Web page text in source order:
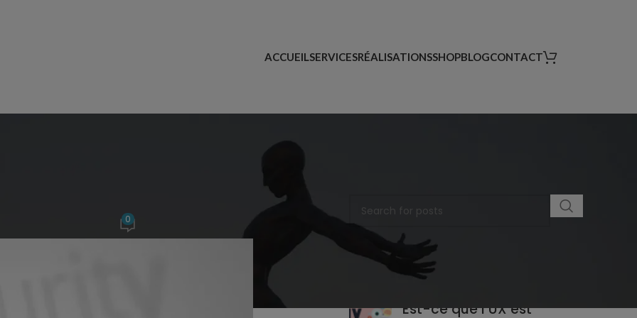
ACCUEIL SERVICESRÉALISATIONSSHOPBLOGCONTACT
0
DERNIERS ARTICLES
Est-ce que l’UX est